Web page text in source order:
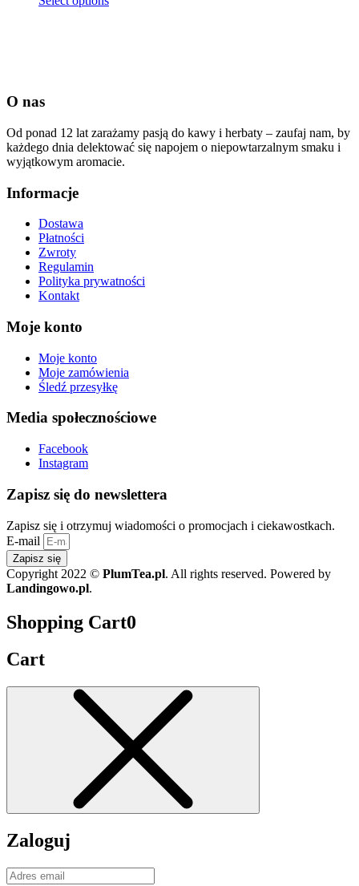
O nas
Od ponad 12 lat zarażamy pasją do kawy i herbaty – zaufaj nam, by
każdego dnia delektować się napojem o niepowtarzalnym smaku i
wyjątkowym aromacie.
Informacje
Dostawa
Płatności
Zwroty
Regulamin
Polityka prywatności
Kontakt
Moje konto
Moje konto
Moje zamówienia
Śledź przesyłkę
Media społecznościowe
Facebook
Instagram
Zapisz się do newslettera
Zapisz się i otrzymuj wiadomości o promocjach i ciekawostkach.
E-mail
Zapisz się
Copyright 2022 © PlumTea.pl. All rights reserved. Powered by
Landingowo.pl.
Shopping Cart0
Cart
Zaloguj